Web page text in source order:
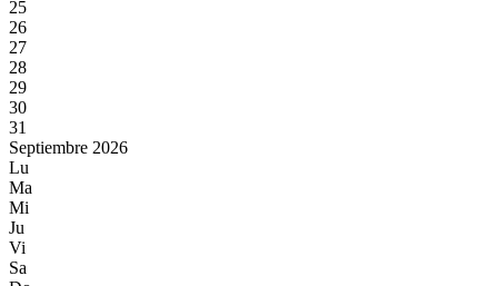
25
26
27
28
29
30
31
Septiembre 2026
Lu
Ma
Mi
Ju
Vi
Sa